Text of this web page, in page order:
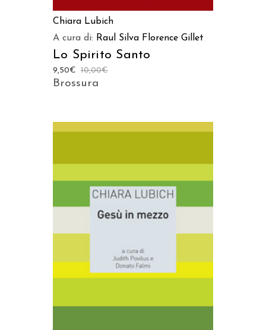
Chiara Lubich
A cura di: Raul Silva Florence Gillet
Lo Spirito Santo
10,00€
9,50€
Brossura